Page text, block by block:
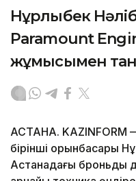
Нұрлыбек
Paramount
жұмысымен
АСТАНА. KAZINFORM
бірінші орынбасары
Астанадағы броньды